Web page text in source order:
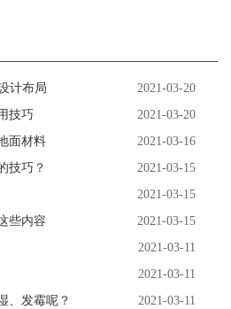
计布局
2021-03-20
技巧
2021-03-20
面材料
2021-03-16
技巧？
2021-03-15
2021-03-15
些内容
2021-03-15
2021-03-11
2021-03-11
、发霉呢？
2021-03-11